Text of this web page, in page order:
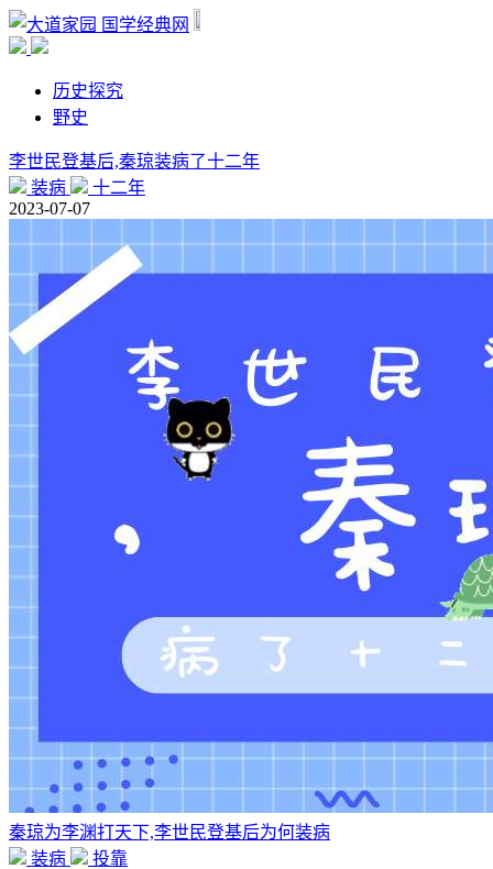
国学经典网
历史探究
野史
李世民登基后,秦琼装病了十二年
装病
十二年
2023-07-07
秦琼为李渊打天下,李世民登基后为何装病
装病
投靠